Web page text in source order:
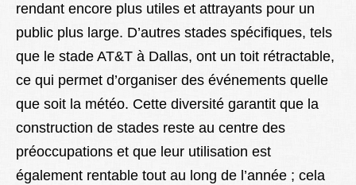
rendant encore plus utiles et attrayants pour un
public plus large. D’autres stades spécifiques, tels
que le stade AT&T à Dallas, ont un toit rétractable,
ce qui permet d’organiser des événements quelle
que soit la météo. Cette diversité garantit que la
construction de stades reste au centre des
préoccupations et que leur utilisation est
également rentable tout au long de l’année ; cela